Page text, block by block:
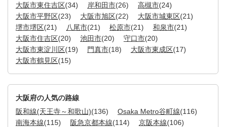
大阪市東住吉区(34) 岸和田市(26) 高槻市(24)
大阪市平野区(23) 大阪市旭区(22) 大阪市城東区(21)
堺市堺区(21) 八尾市(21) 松原市(21) 和泉市(21)
大阪市住吉区(20) 池田市(20) 守口市(20)
大阪市東淀川区(19) 門真市(18) 大阪市東成区(17)
大阪市鶴見区(15)
大阪府の人気の路線
阪和線(天王寺～和歌山)(136) Osaka Metro谷町線(116)
南海本線(115) 阪急京都本線(114) 京阪本線(106)